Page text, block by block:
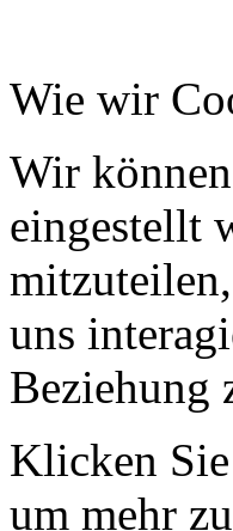
Wie wir
Wir
eingestellt
uns
Beziehung
Klicken
um mehr